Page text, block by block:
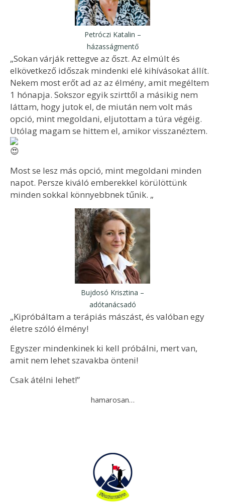
Petróczi Katalin –
házasságmentő
„Sokan várják rettegve az őszt. Az elmúlt és
elkövetkező időszak mindenki elé kihívásokat állít.
Nekem most erőt ad az az élmény, amit megéltem
1 hónapja. Sokszor egyik szirttől a másikig nem
láttam, hogy jutok el, de miután nem volt más
opció, mint megoldani, eljutottam a túra végéig.
Utólag magam se hittem el, amikor visszanéztem.
Most se lesz más opció, mint megoldani minden
napot. Persze kiváló emberekkel körülöttünk
minden sokkal könnyebbnek tűnik. „
Bujdosó Krisztina –
adótanácsadó
„Kipróbáltam a terápiás mászást, és valóban egy
életre szóló élmény!
Egyszer mindenkinek ki kell próbálni, mert van,
amit nem lehet szavakba önteni!
Csak átélni lehet!”
hamarosan…